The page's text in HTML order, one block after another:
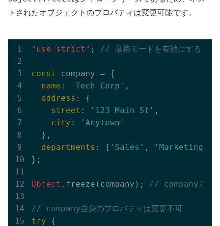
トされたオブジェクトのプロパティは変更可能です。
"use strict" ; // 厳格モードを有効にする (こ
const
company = {
name : 'Tech Corp' ,
address : {
street : '123 Main St' ,
city :
'Anytown'
  },
departments : [ 'Sales' , 'Marketing'
};
Object .freeze(company); // companyオブ
// company自身のプロパティは変更不可
try {